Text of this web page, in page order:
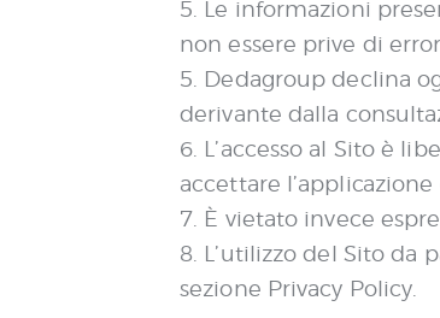
5. Le informazioni
non essere prive di
5. Dedagroup declina
derivante dalla
6. L’accesso al Sito è
accettare
7. È vietato invece
8. L’utilizzo del Sito da
sezione Privacy Policy.